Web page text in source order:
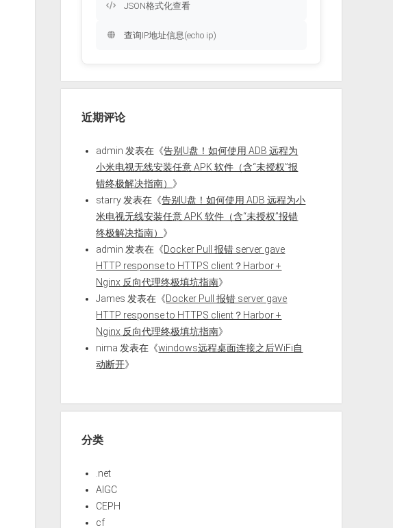
JSON格式化查看
查询IP地址信息(echo ip)
近期评论
admin 发表在《告别U盘！如何使用 ADB 远程为
小米电视无线安装任意 APK 软件（含“未授权”报
错终极解决指南） 》
starry 发表在《告别U盘！如何使用 ADB 远程为小
米电视无线安装任意 APK 软件（含“未授权”报错
终极解决指南） 》
admin 发表在《Docker Pull 报错 server gave
HTTP response to HTTPS client？Harbor +
Nginx 反向代理终极填坑指南》
James 发表在《Docker Pull 报错 server gave
HTTP response to HTTPS client？Harbor +
Nginx 反向代理终极填坑指南》
nima 发表在《windows远程桌面连接之后WiFi自
动断开》
分类
.net
AIGC
CEPH
cf